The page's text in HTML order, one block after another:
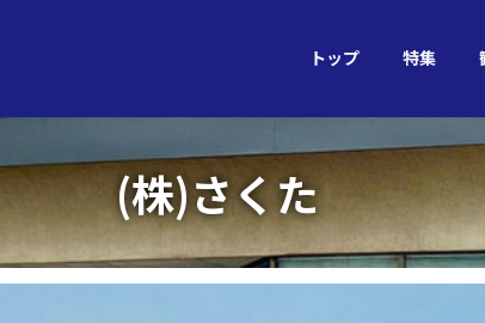
トップ 特集
(株)さくた